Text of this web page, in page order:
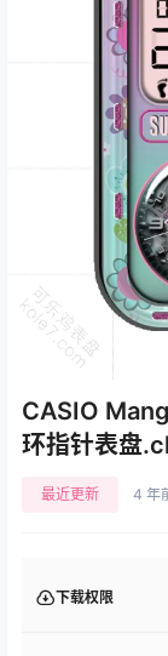
CASIO
环指针表盘
最近更新 4 年
下载权限